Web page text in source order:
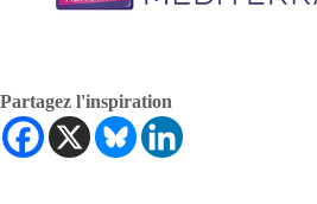
Partagez l'inspiration